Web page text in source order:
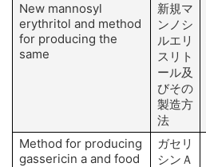
New mannosyl
erythritol and method
for producing the
same
新規マ
ンノシ
ルエリ
スリト
ール及
びその
製造方
法
Method for producing
gassericin a and food
ガセリ
シンＡ